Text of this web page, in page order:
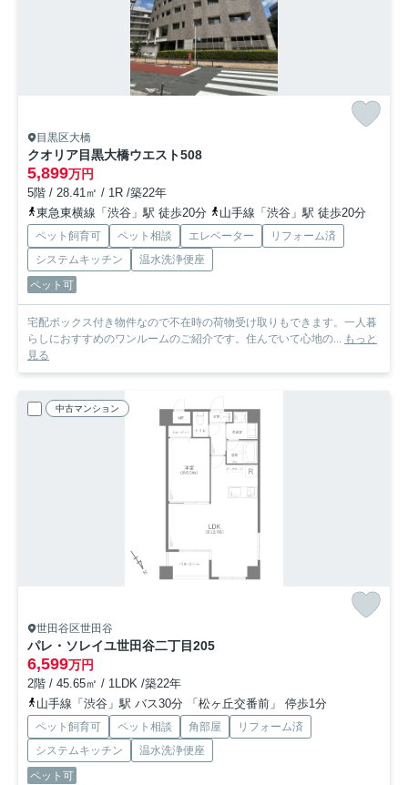
目黒区大橋
クオリア目黒大橋ウエスト508
5,899万円
5階 / 28.41㎡ / 1R /築22年
東急東横線「渋谷」駅 徒歩20分
山手線「渋谷」駅 徒歩20分
ペット飼育可 ペット相談 エレベーター
リフォーム済
システムキッチン
温水洗浄便座
ペット可
宅配ボックス付き物件なので不在時の荷物受け取りもできます。一人暮
らしにおすすめのワンルームのご紹介です。住んでいて心地の... もっと
見る
中古マンション
世田谷区世田谷
パレ・ソレイユ世田谷二丁目205
6,599万円
2階 / 45.65㎡ / 1LDK /築22年
山手線「渋谷」駅 バス30分 「松ヶ丘交番前」 停歩1分
ペット飼育可 ペット相談 角部屋
リフォーム済
システムキッチン
温水洗浄便座
ペット可